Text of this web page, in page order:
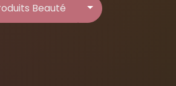
Beauté Produits Beauté